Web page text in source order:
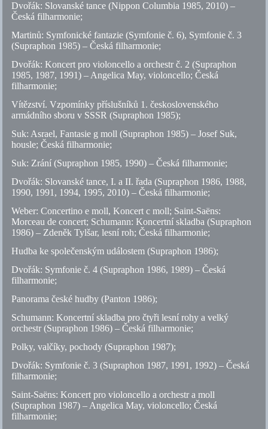
Dvořák: Slovanské tance (Nippon Columbia 1985, 2010) –
Česká filharmonie;
Martinů: Symfonické fantazie (Symfonieč. 6), Symfonieč. 3
(Supraphon 1985) – Česká filharmonie;
Dvořák: Koncert pro violoncello a orchestrč. 2 (Supraphon
1985, 1987, 1991) – Angelica May, violoncello; Česká
filharmonie;
Vítězství. Vzpomínky příslušníků 1. československého
armádního sboru v SSSR (Supraphon 1985);
Suk: Asrael, Fantasie g moll (Supraphon 1985) – Josef Suk,
housle; Česká filharmonie;
Suk: Zrání (Supraphon 1985, 1990) – Česká filharmonie;
Dvořák: Slovanské tance, I. a II. řada (Supraphon 1986, 1988,
1990, 1991, 1994, 1995, 2010) – Česká filharmonie;
Weber: Concertino e moll, Koncert c moll; Saint-Saëns:
Morceau de concert; Schumann: Koncertní skladba (Supraphon
1986) – Zdeněk Tylšar, lesní roh; Česká filharmonie;
Hudba ke společenským událostem (Supraphon 1986);
Dvořák: Symfonieč. 4 (Supraphon 1986, 1989) – Česká
filharmonie;
Panorama české hudby (Panton 1986);
Schumann: Koncertní skladba pro čtyři lesní rohy a velký
orchestr (Supraphon 1986) – Česká filharmonie;
Polky, valčíky, pochody (Supraphon 1987);
Dvořák: Symfonieč. 3 (Supraphon 1987, 1991, 1992) – Česká
filharmonie;
Saint-Saëns: Koncert pro violoncello a orchestr a moll
(Supraphon 1987) – Angelica May, violoncello; Česká
filharmonie;